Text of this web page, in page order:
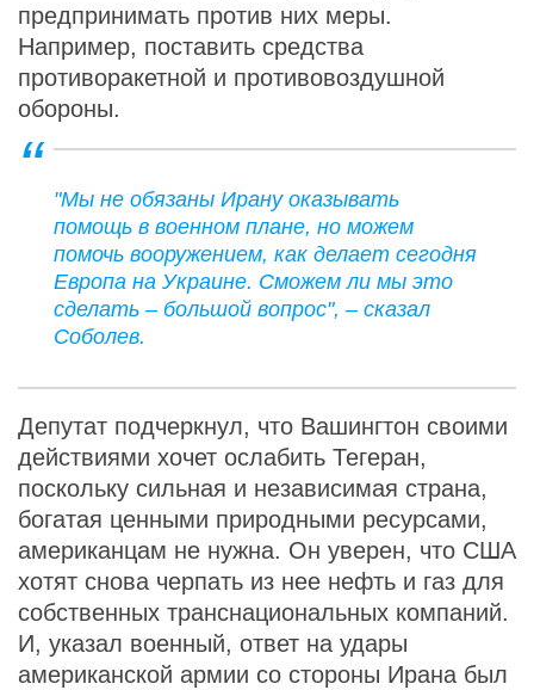
предпринимать против них меры.
Например, поставить средства
противоракетной и противовоздушной
обороны.
"Мы не обязаны Ирану оказывать
помощь в военном плане, но можем
помочь вооружением, как делает сегодня
Европа на Украине. Сможем ли мы это
сделать – большой вопрос", – сказал
Соболев.
Депутат подчеркнул, что Вашингтон своими
действиями хочет ослабить Тегеран,
поскольку сильная и независимая страна,
богатая ценными природными ресурсами,
американцам не нужна. Он уверен, что США
хотят снова черпать из нее нефть и газ для
собственных транснациональных компаний.
И, указал военный, ответ на удары
американской армии со стороны Ирана был